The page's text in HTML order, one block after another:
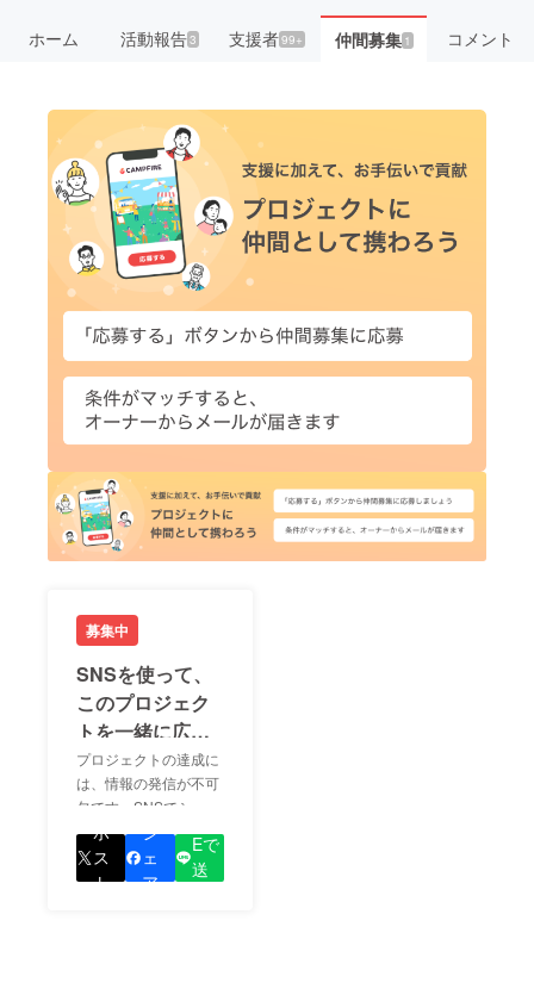
ホーム 活動報告3 支援者99+ 仲間募集 1 コメント
募集中
SNSを使って、
このプロジェク
トを一緒に広め
ましょう！
プロジェクトの達成に
は、情報の発信が不可
欠です。SNSでシェア
をして、あなたが応援
しているプロジェクト
の良さを知ってもらい
ポ
ス
ト
シ
ェ
ア
Eで
送